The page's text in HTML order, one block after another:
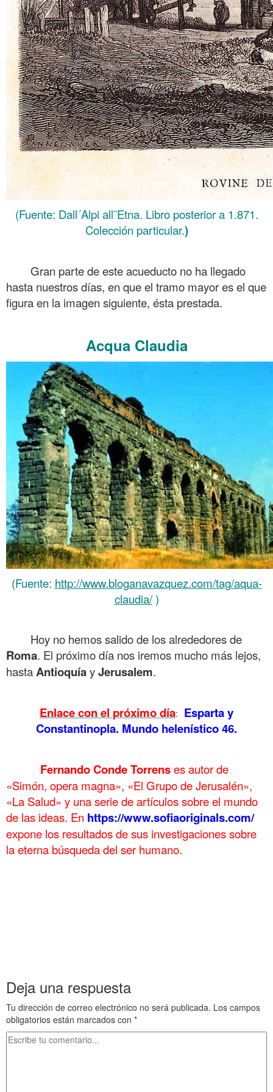
(Fuente: Dall´Alpi all¨Etna. Libro posterior a 1.871.
Colección particular.)
Gran parte de este acueducto no ha llegado
hasta nuestros días, en que el tramo mayor es el que
figura en la imagen siguiente, ésta prestada.
Acqua Claudia
(Fuente: http://www.bloganavazquez.com/tag/aqua-
claudia/)
Hoy no hemos salido de los alrededores de
Roma. El próximo día nos iremos mucho más lejos,
hastaAntioquíayJerusalem.
Enlace con el próximo día: Esparta y
Constantinopla. Mundo helenístico 46.
Fernando Conde Torrenses autor de
«Simón, opera magna», «El Grupo de Jerusalén»,
«La Salud» y una serie de artículos sobre el mundo
de las ideas. En https://www.sofiaoriginals.com/
expone los resultados de sus investigaciones sobre
la eterna búsqueda del ser humano.
Deja una respuesta
Tu dirección de correo electrónico no será publicada. Los campos
obligatorios están marcados con *